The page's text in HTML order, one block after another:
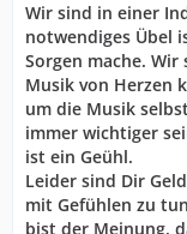
Wir sind in einer
notwendiges Übel
Sorgen mache.
Musik von Herzen
um die Musik
immer wichtiger
ist ein Geühl.
Leider sind Dir
mit Gefühlen zu
bist der Meinung,